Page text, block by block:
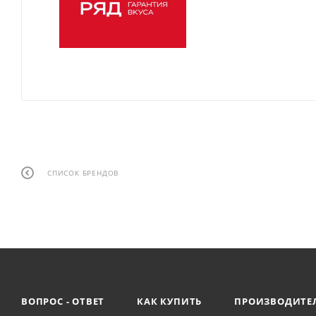
СПИСОК БРЕНДОВ
ВОПРОС - ОТВЕТ КАК КУПИТЬ